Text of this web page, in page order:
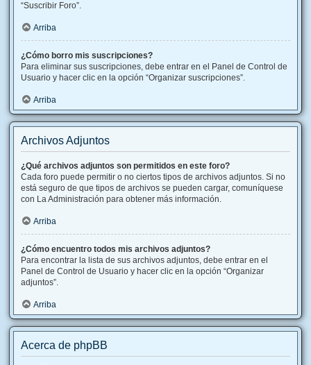
“Suscribir Foro”.
Arriba
¿Cómo borro mis suscripciones?
Para eliminar sus suscripciones, debe entrar en el Panel de Control de
Usuario y hacer clic en la opción “Organizar suscripciones”.
Arriba
Archivos Adjuntos
¿Qué archivos adjuntos son permitidos en este foro?
Cada foro puede permitir o no ciertos tipos de archivos adjuntos. Si no
está seguro de que tipos de archivos se pueden cargar, comuníquese
con La Administración para obtener más información.
Arriba
¿Cómo encuentro todos mis archivos adjuntos?
Para encontrar la lista de sus archivos adjuntos, debe entrar en el
Panel de Control de Usuario y hacer clic en la opción “Organizar
adjuntos”.
Arriba
Acerca de phpBB